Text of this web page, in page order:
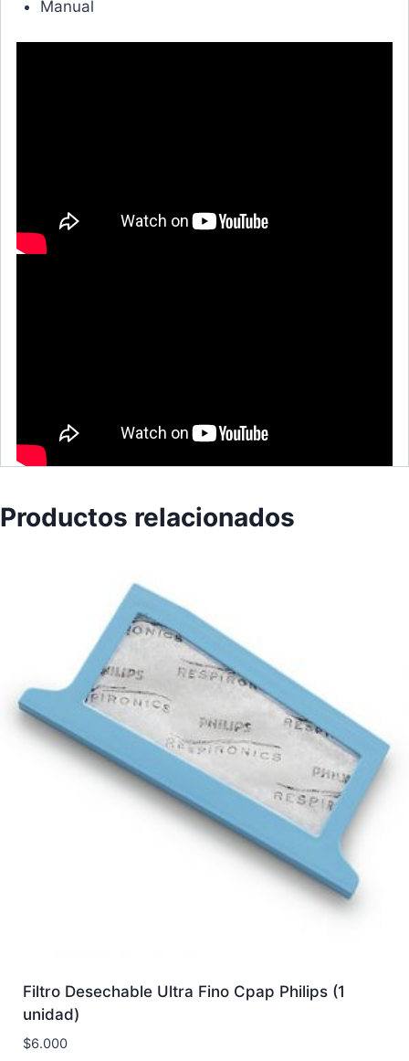
Manual
Productos relacionados
Filtro Desechable Ultra Fino Cpap Philips (1
unidad)
$6.000